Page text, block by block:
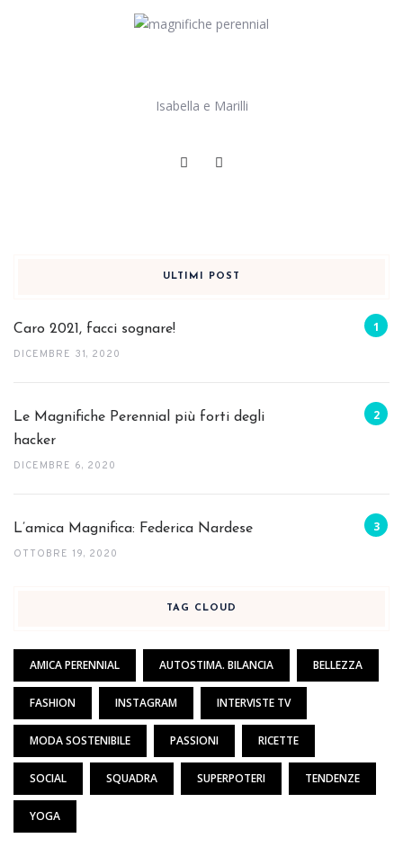
Isabella e Marilli
ULTIMI POST
Caro 2021, facci sognare!
DICEMBRE 31, 2020
Le Magnifiche Perennial più forti degli
hacker
DICEMBRE 6, 2020
L’amica Magnifica: Federica Nardese
OTTOBRE 19, 2020
TAG CLOUD
AMICA PERENNIAL AUTOSTIMA. BILANCIA BELLEZZA
FASHION INSTAGRAM INTERVISTE TV
MODA SOSTENIBILE PASSIONI RICETTE
SOCIAL SQUADRA SUPERPOTERI TENDENZE
YOGA